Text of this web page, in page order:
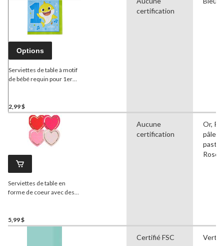
Options
Serviettes de table à motif
de bébé requin pour 1er
2,99 $
certification
Serviettes de table en
forme de coeur avec des
paq. 16
5,99 $
Aucune
certification
Or,
pâle,
pastel,
Rose
Certifié FSC Vert